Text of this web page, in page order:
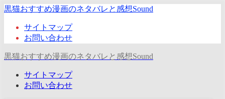
黒猫おすすめ漫画のネタバレと感想Sound
サイトマップ
お問い合わせ
黒猫おすすめ漫画のネタバレと感想Sound
サイトマップ
お問い合わせ